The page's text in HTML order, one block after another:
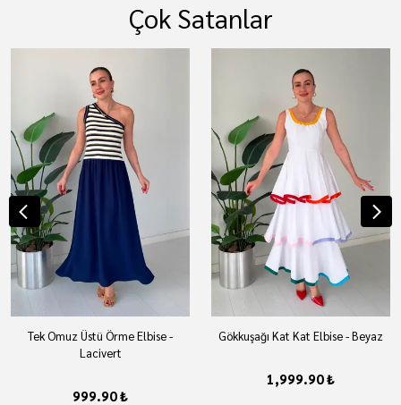
Çok Satanlar
Tek Omuz Üstü Örme Elbise -
Lacivert
999.90 ₺
Gökkuşağı Kat Kat Elbise - Beyaz
1,999.90 ₺